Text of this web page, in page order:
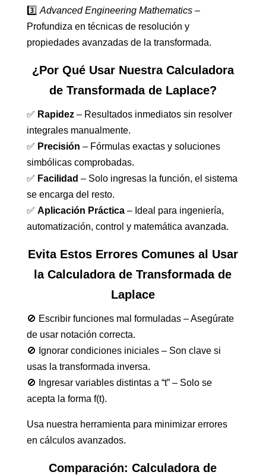
3️⃣ Advanced Engineering Mathematics–
Profundiza en técnicas de resolución y
propiedades avanzadas de la transformada.
¿Por Qué Usar Nuestra Calculadora
de Transformada de Laplace?
✅ Rapidez– Resultados inmediatos sin resolver
integrales manualmente.
✅ Precisión – Fórmulas exactas y soluciones
simbólicas comprobadas.
✅ Facilidad – Solo ingresas la función, el sistema
se encarga del resto.
✅ Aplicación Práctica– Ideal para ingeniería,
automatización, control y matemática avanzada.
Evita Estos Errores Comunes al Usar
la Calculadora de Transformada de
Laplace
🚫 Escribir funciones mal formuladas – Asegúrate
de usar notación correcta.
🚫 Ignorar condiciones iniciales – Son clave si
usas la transformada inversa.
🚫 Ingresar variables distintas a “t” – Solo se
acepta la forma f(t).
Usa nuestra herramienta para minimizar errores
en cálculos avanzados.
Comparación: Calculadora de